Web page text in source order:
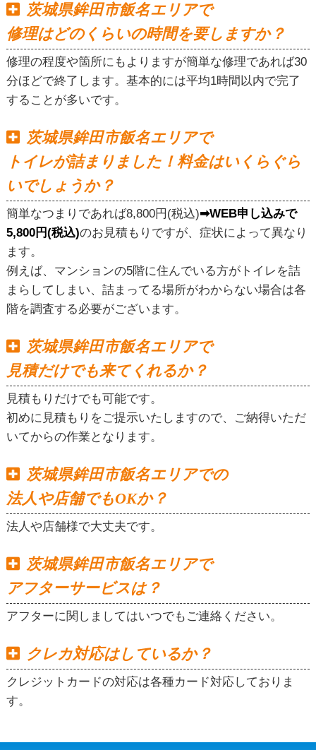
茨城県鉾田市飯名エリアで
修理はどのくらいの時間を要しますか？
修理の程度や箇所にもよりますが簡単な修理であれば30
分ほどで終了します。基本的には平均1時間以内で完了
することが多いです。
茨城県鉾田市飯名エリアで
トイレが詰まりました！料金はいくらぐら
いでしょうか？
簡単なつまりであれば8,800円(税込)➡WEB申し込みで
5,800円(税込)のお見積もりですが、症状によって異なり
ます。
例えば、マンションの5階に住んでいる方がトイレを詰
まらしてしまい、詰まってる場所がわからない場合は各
階を調査する必要がございます。
茨城県鉾田市飯名エリアで
見積だけでも来てくれるか？
見積もりだけでも可能です。
初めに見積もりをご提示いたしますので、ご納得いただ
いてからの作業となります。
茨城県鉾田市飯名エリアでの
法人や店舗でもOKか？
法人や店舗様で大丈夫です。
茨城県鉾田市飯名エリアで
アフターサービスは？
アフターに関しましてはいつでもご連絡ください。
クレカ対応はしているか？
クレジットカードの対応は各種カード対応しておりま
す。